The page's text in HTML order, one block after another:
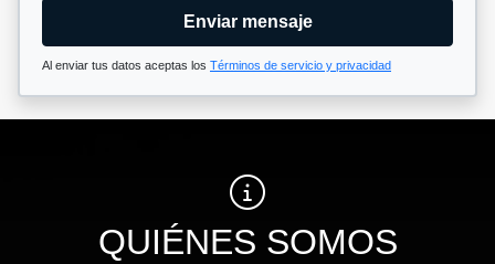
Enviar mensaje
Al enviar tus datos aceptas los Términos de servicio y privacidad
QUIÉNES SOMOS